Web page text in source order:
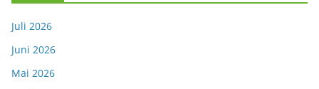
Juli 2026
Juni 2026
Mai 2026